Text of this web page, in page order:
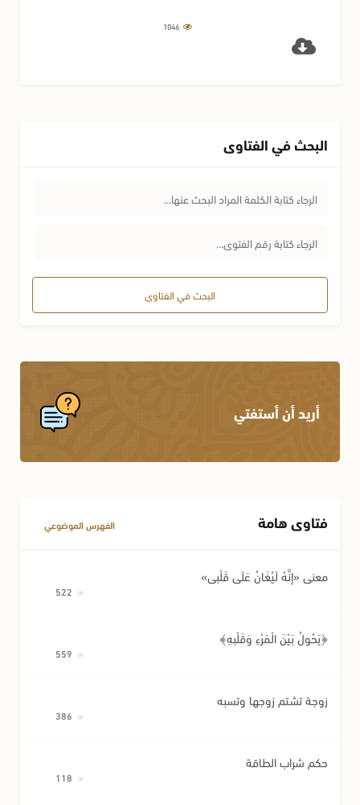
1046
البحث في الفتاوى
البحث في الفتاوى
أريد أن أستفتي
فتاوى هامة الفهرس الموضوعي
معنى «إِنَّهُ لَيُغَانُ عَلَى قَلْبِي»
﴿يَحُولُ بَيْنَ الْمَرْءِ وَقَلْبِهِ﴾
زوجة تشتم زوجها وتسبه
حكم شراب الطاقة